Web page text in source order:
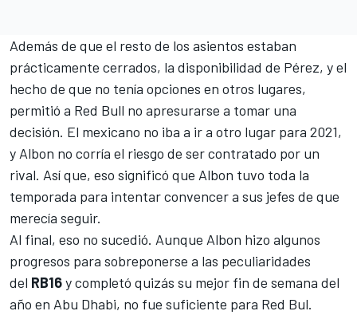
Además de que el resto de los asientos estaban
prácticamente cerrados, la disponibilidad de Pérez, y el
hecho de que no tenía opciones en otros lugares,
permitió a Red Bull no apresurarse a tomar una
decisión. El mexicano no iba a ir a otro lugar para 2021,
y Albon no corría el riesgo de ser contratado por un
rival. Así que, eso significó que Albon tuvo toda la
temporada para intentar convencer a sus jefes de que
merecía seguir.
Al final, eso no sucedió. Aunque Albon hizo algunos
progresos para sobreponerse a las peculiaridades
del RB16y completó quizás su mejor fin de semana del
año en Abu Dhabi, no fue suficiente para Red Bul.